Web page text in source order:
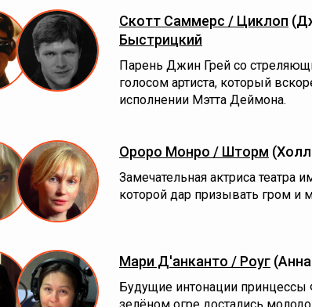
Скотт Саммерс / Циклоп
Быстрицкий
Парень Джин Грей со
голосом артиста, который
исполнении Мэтта Деймона.
Ороро Монро / Шторм
Замечательная актриса театра
которой дар призывать гром и
Мари Д'анканто / Роуг
Будущие интонации